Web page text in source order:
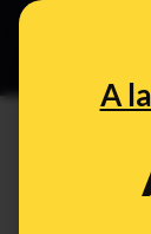
A
No,